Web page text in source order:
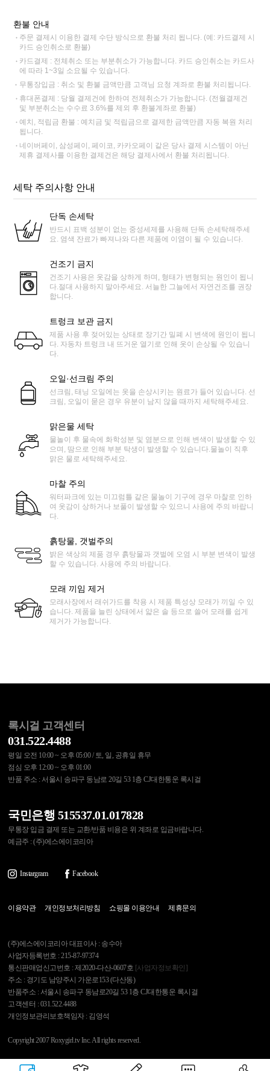
환불 안내
주문 결제시 이용한 결제 수단 방식으로 환불 처리 됩니다. (예: 카드결제 시
카드 승인취소로 환불)
카드결제 : 전체취소 또는 부분취소가 가능합니다. 카드 승인취소는 카드사
에 따라 1~3일 소요될 수 있습니다.
무통장입금 : 취소 및 환불 금액만큼 고객님 요청 계좌로 환불 처리됩니다.
휴대폰결제 : 당월 결제건에 한하여 전체취소가 가능합니다. (전월결제건
및 부분취소는 수수료 3.6%를 제외 후 환불계좌로 환불)
예치, 적립금 환불 : 예치금 및 적립금으로 결제한 금액만큼 자동 복원 처리
됩니다.
네이버페이, 삼성페이, 페이코, 카카오페이 같은 당사 결제 시스템이 아닌
제휴 결제사를 이용한 결제건은 해당 결제사에서 환불 처리됩니다.
세탁 주의사항 안내
단독 손세탁
반드시 표백 성분이 없는 중성세제를 사용해 단독 손세탁해주세
요. 염색 잔료가 빠져나와 다른 제품에 이염이 될 수 있습니다.
건조기 금지
건조기 사용은 옷감을 상하게 하며, 형태가 변형되는 원인이 됩니
다.절대 사용하지 말아주세요. 서늘한 그늘에서 자연건조를 권장
합니다.
트렁크 보관 금지
제품 사용 후 젖어있는 상태로 장기간 밀폐 시 변색에 원인이 됩니
다. 자동차 트렁크 내 뜨거운 열기로 인해 옷이 손상될 수 있습니
다.
오일·선크림 주의
선크림, 태닝 오일에는 옷을 손상시키는 원료가 들어 있습니다. 선
크림, 오일이 묻은 경우 유분이 남지 않을 때까지 세탁해주세요.
맑은물 세탁
물놀이 후 물속에 화학성분 및 염분으로 인해 변색이 발생할 수 있
으며, 땀으로 인해 부분 탁생이 발생할 수 있습니다.물놀이 직후
맑은 물로 세탁해주세요.
마찰 주의
워터파크에 있는 미끄럼틀 같은 물놀이 기구에 경우 마찰로 인하
여 옷감이 상하거나 보풀이 발생할 수 있으니 사용에 주의 바랍니
다.
흙탕물, 갯벌주의
밝은 색상의 제품 경우 흙탕물과 갯벌에 오염 시 부분 변색이 발생
할 수 있습니다. 사용에 주의 바랍니다.
모래 끼임 제거
모래사장에서 래쉬가드를 착용 시 제품 특성상 모래가 끼일 수 있
습니다. 제품을 늘린 상태에서 얇은 솔 등으로 쓸어 모래를 쉽게
제거가 가능합니다.
록시걸 고객센터
031.522.4488
평일 오전 10:00 ~ 오후 05:00 / 토, 일, 공휴일 휴무
점심 오후 12:00 ~ 오후 01:00
반품 주소 : 서울시 송파구 동남로 20길 53 1층 CJ대한통운 록시걸
국민은행 515537.01.017828
무통장 입금 결제 또는 교환/반품 비용은 위 계좌로 입금바랍니다.
예금주 : (주)에스에이코리아
Instargram Facebook
이용약관 개인정보처리방침 쇼핑몰 이용안내 제휴문의
(주)에스에이코리아 대표이사 : 송수아
사업자등록번호 : 215-87-97374
통신판매업신고번호 : 제2020-다산-0607호 [사업자정보확인]
주소 : 경기도 남양주시 가운로153 (다산동)
반품주소 : 서울시 송파구 동남로20길 53 1층 CJ대한통운 록시걸
고객센터 : 031.522.4488
개인정보관리보호책임자 : 김영석
Copyright 2007 Roxygirl.tv Inc. All rights reserved.